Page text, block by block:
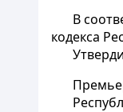
В
кодекса